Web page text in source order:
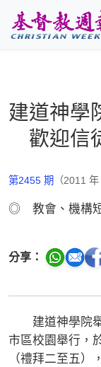
建道神學
歡迎信
第2455 期 （2011
◎ 教會、機構
分享：
建道神學院舉
市區校園舉行，
（禮拜二至五